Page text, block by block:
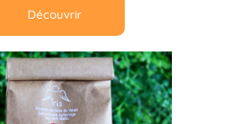
Découvrir